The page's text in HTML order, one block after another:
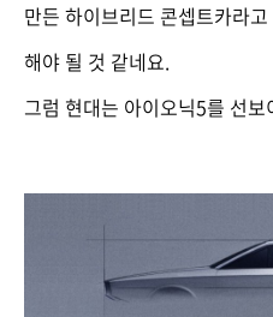
만든 하이브리드 콘셉트카라고
해야 될 것 같네요.
그럼 현대는 아이오닉5를 선